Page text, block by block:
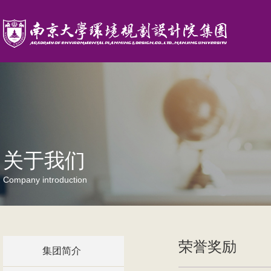
关于我们
Company introduction
集团简介 荣誉奖励